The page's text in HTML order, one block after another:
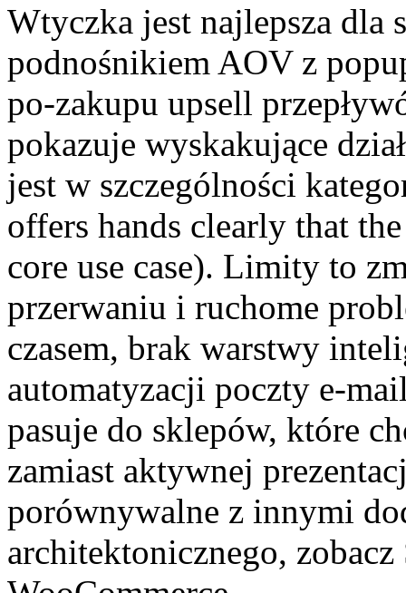
Wtyczka jest najlepsza dla
podnośnikiem AOV z
po-zakupu upsell
pokazuje wyskakujące
jest w szczególności
offers hands clearly that
core use case). Limity to
przerwaniu i ruchome
czasem, brak warstwy
automatyzacji poczty e-
pasuje do sklepów, które
zamiast aktywnej
porównywalne z innymi
architektonicznego,